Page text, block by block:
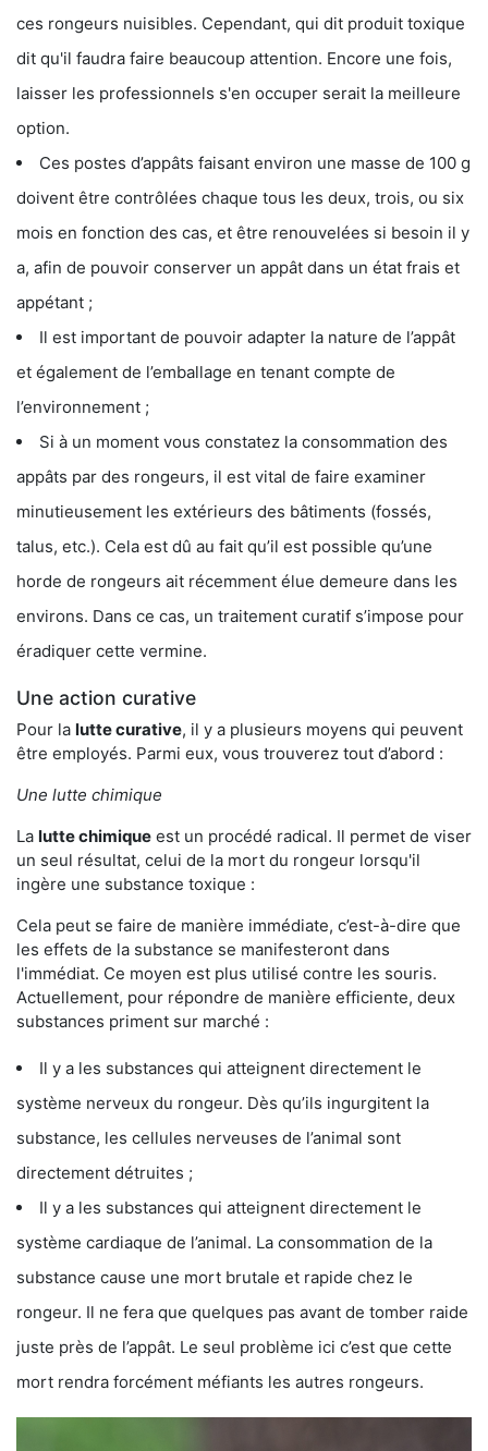
ces rongeurs nuisibles. Cependant, qui dit produit toxique
dit qu'il faudra faire beaucoup attention. Encore une fois,
laisser les professionnels s'en occuper serait la meilleure
option.
Ces postes d’appâts faisant environ une masse de 100 g
doivent être contrôlées chaque tous les deux, trois, ou six
mois en fonction des cas, et être renouvelées si besoin il y
a, afin de pouvoir conserver un appât dans un état frais et
appétant ;
Il est important de pouvoir adapter la nature de l’appât
et également de l’emballage en tenant compte de
l’environnement ;
Si à un moment vous constatez la consommation des
appâts par des rongeurs, il est vital de faire examiner
minutieusement les extérieurs des bâtiments (fossés,
talus, etc.). Cela est dû au fait qu’il est possible qu’une
horde de rongeurs ait récemment élue demeure dans les
environs. Dans ce cas, un traitement curatif s’impose pour
éradiquer cette vermine.
Une action curative
Pour la lutte curative, il y a plusieurs moyens qui peuvent
être employés. Parmi eux, vous trouverez tout d’abord :
Une lutte chimique
La lutte chimique est un procédé radical. Il permet de viser
un seul résultat, celui de la mort du rongeur lorsqu'il
ingère une substance toxique :
Cela peut se faire de manière immédiate, c’est-à-dire que
les effets de la substance se manifesteront dans
l'immédiat. Ce moyen est plus utilisé contre les souris.
Actuellement, pour répondre de manière efficiente, deux
substances priment sur marché :
Il y a les substances qui atteignent directement le
système nerveux du rongeur. Dès qu’ils ingurgitent la
substance, les cellules nerveuses de l’animal sont
directement détruites ;
Il y a les substances qui atteignent directement le
système cardiaque de l’animal. La consommation de la
substance cause une mort brutale et rapide chez le
rongeur. Il ne fera que quelques pas avant de tomber raide
juste près de l’appât. Le seul problème ici c’est que cette
mort rendra forcément méfiants les autres rongeurs.